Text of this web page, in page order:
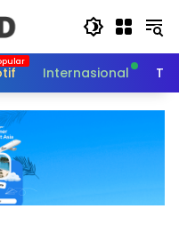
Internasional